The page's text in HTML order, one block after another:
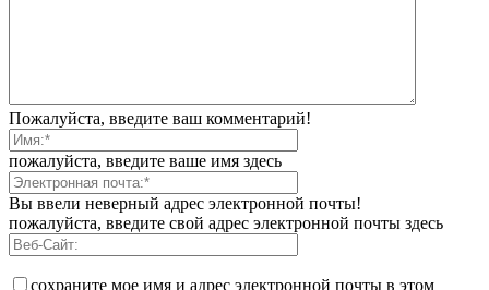
Пожалуйста, введите ваш комментарий!
пожалуйста, введите ваше имя здесь
Вы ввели неверный адрес электронной почты!
пожалуйста, введите свой адрес электронной почты здесь
сохраните мое имя и адрес электронной почты в этом